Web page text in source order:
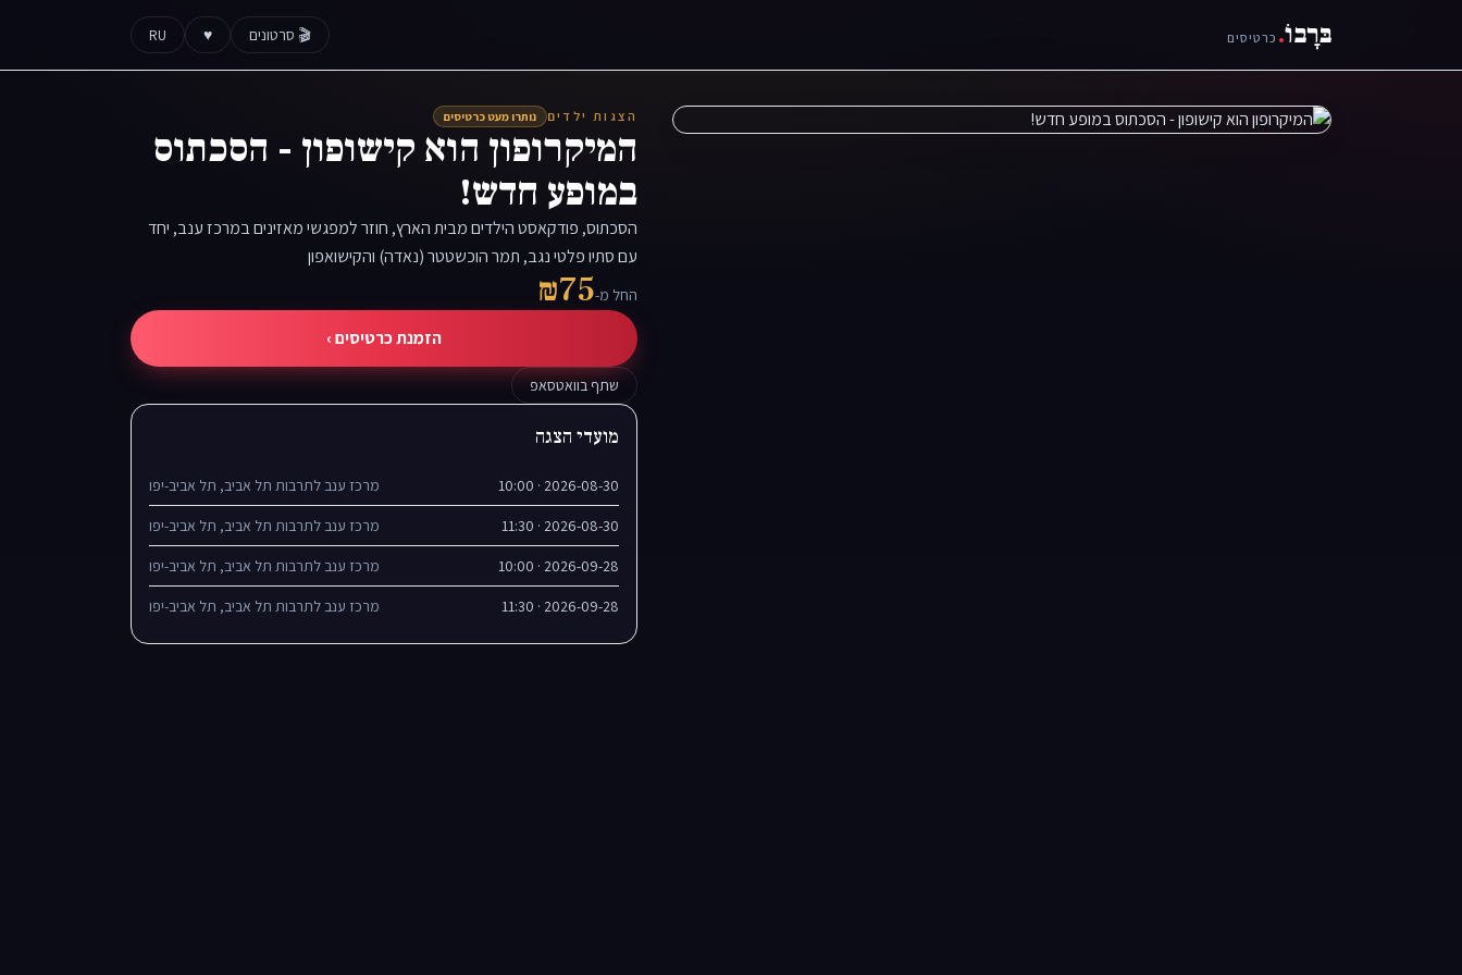
בּרָבוֹ. כרטיסים 🎬 סרטונים ♥
RU
הצגות ילדים נותרו מעט כרטיסים
המיקרופון הוא קישופון - הסכתוס
במופע חדש!
הסכתוס, פודקאסט הילדים מבית הארץ, חוזר למפגשי מאזינים במרכז ענב, יחד
עם סתיו פלטי נגב, תמר הוכשטטר (נאדה) והקישואפון
החל מ-₪75
הזמנת כרטיסים ›
שתף בוואטסאפ
מועדי הצגה
2026-08-30 · 10:00 מרכז ענב לתרבות תל אביב, תל אביב-יפו
2026-08-30 · 11:30 מרכז ענב לתרבות תל אביב, תל אביב-יפו
2026-09-28 · 10:00 מרכז ענב לתרבות תל אביב, תל אביב-יפו
2026-09-28 · 11:30 מרכז ענב לתרבות תל אביב, תל אביב-יפו